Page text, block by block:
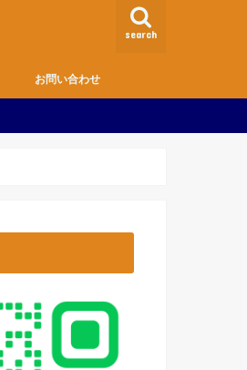
search
お問い合わせ